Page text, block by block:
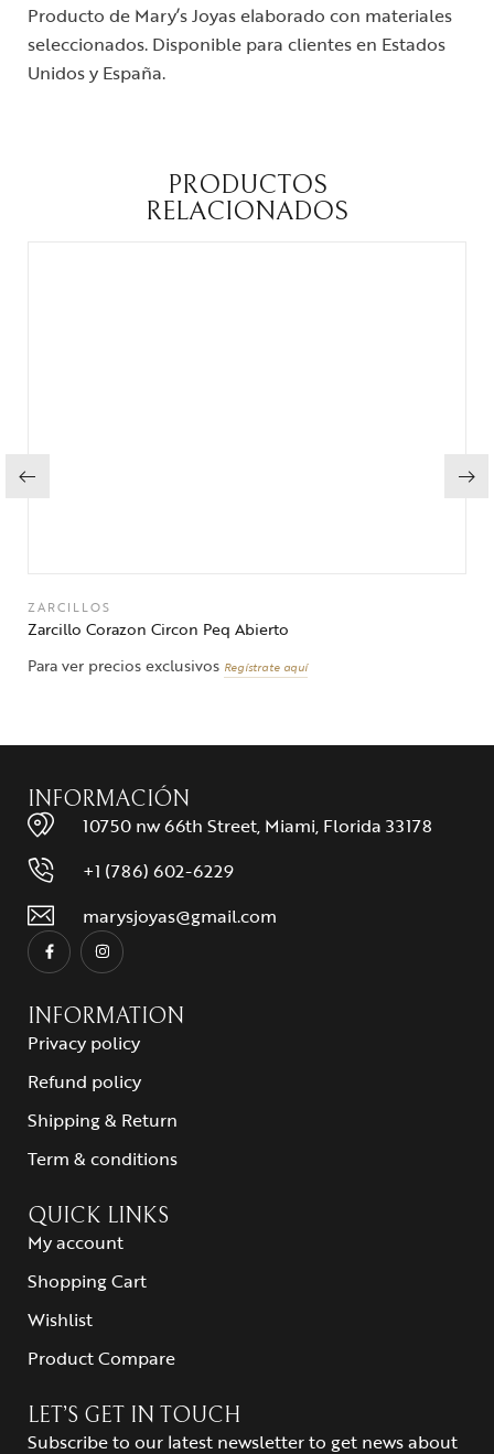
Producto de Mary’s Joyas elaborado con materiales
seleccionados. Disponible para clientes en Estados
Unidos y España.
PRODUCTOS
RELACIONADOS
ZARCILLOS
Zarcillo Corazon Circon Peq Abierto
Para ver precios exclusivos Regístrate aquí
INFORMACIÓN
10750 nw 66th Street, Miami, Florida 33178
+1 (786) 602-6229
marysjoyas@gmail.com
INFORMATION
Privacy policy
Refund policy
Shipping & Return
Term & conditions
QUICK LINKS
My account
Shopping Cart
Wishlist
Product Compare
LET’S GET IN TOUCH
Subscribe to our latest newsletter to get news about